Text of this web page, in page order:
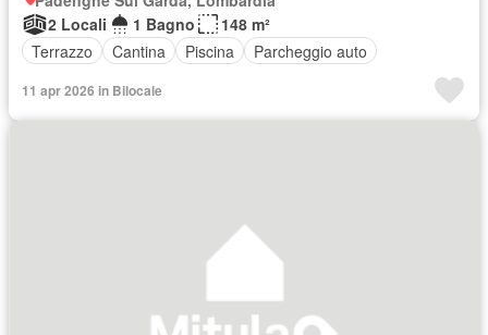
2 Locali
1 Bagno
148 m²
Terrazzo
Cantina Piscina Parcheggio auto
11 apr 2026 in Bilocale